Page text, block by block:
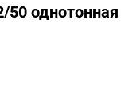
50